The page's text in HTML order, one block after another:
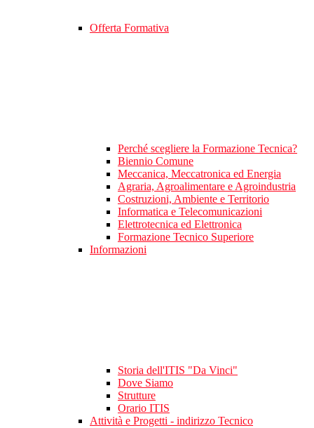
Offerta Formativa
Perché scegliere la Formazione Tecnica?
Biennio Comune
Meccanica, Meccatronica ed Energia
Agraria, Agroalimentare e Agroindustria
Costruzioni, Ambiente e Territorio
Informatica e Telecomunicazioni
Elettrotecnica ed Elettronica
Formazione Tecnico Superiore
Informazioni
Storia dell'ITIS "Da Vinci"
Dove Siamo
Strutture
Orario ITIS
Attività e Progetti - indirizzo Tecnico